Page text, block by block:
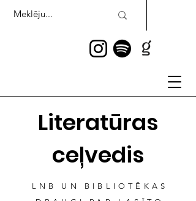
Literatūras
ceļvedis
LNB UN BIBLIOTĒKAS